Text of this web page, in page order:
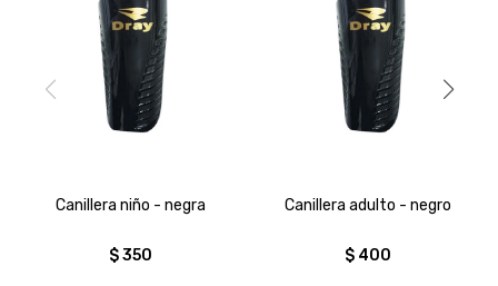
Canillera niño - negra
$ 350
Canillera adulto - negro
$ 400